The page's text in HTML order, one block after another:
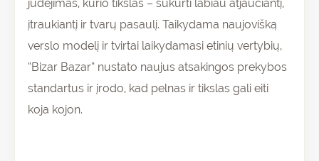
judėjimas, kurio tikslas – sukurti labiau atjaučiantį,
įtraukiantį ir tvarų pasaulį. Taikydama naujovišką
verslo modelį ir tvirtai laikydamasi etinių vertybių,
“Bizar Bazar” nustato naujus atsakingos prekybos
standartus ir įrodo, kad pelnas ir tikslas gali eiti
koja kojon.